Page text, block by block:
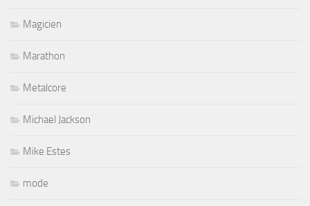
Magicien
Marathon
Metalcore
Michael Jackson
Mike Estes
mode